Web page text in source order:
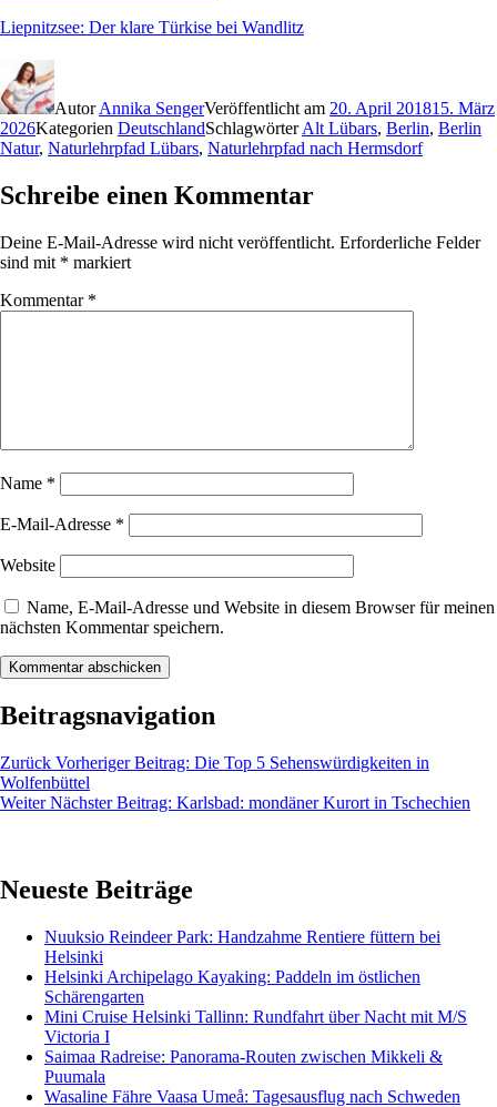
Liepnitzsee: Der klare Türkise bei Wandlitz
AutorAnnika SengerVeröffentlicht am 20. April 201815. März
2026Kategorien DeutschlandSchlagwörterAlt Lübars, Berlin, Berlin
Natur, Naturlehrpfad Lübars, Naturlehrpfad nach Hermsdorf
Schreibe einen Kommentar
Deine E-Mail-Adresse wird nicht veröffentlicht. Erforderliche Felder
sind mit * markiert
Kommentar *
Name *
E-Mail-Adresse *
Website
Name, E-Mail-Adresse und Website in diesem Browser für meinen
nächsten Kommentar speichern.
Beitragsnavigation
Zurück Vorheriger Beitrag: Die Top 5 Sehenswürdigkeiten in
Wolfenbüttel
Weiter Nächster Beitrag: Karlsbad: mondäner Kurort in Tschechien
Neueste Beiträge
Nuuksio Reindeer Park: Handzahme Rentiere füttern bei
Helsinki
Helsinki Archipelago Kayaking: Paddeln im östlichen
Schärengarten
Mini Cruise Helsinki Tallinn: Rundfahrt über Nacht mit M/S
Victoria I
Saimaa Radreise: Panorama-Routen zwischen Mikkeli &
Puumala
Wasaline Fähre Vaasa Umeå: Tagesausflug nach Schweden